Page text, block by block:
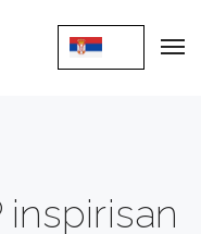
inspirisan